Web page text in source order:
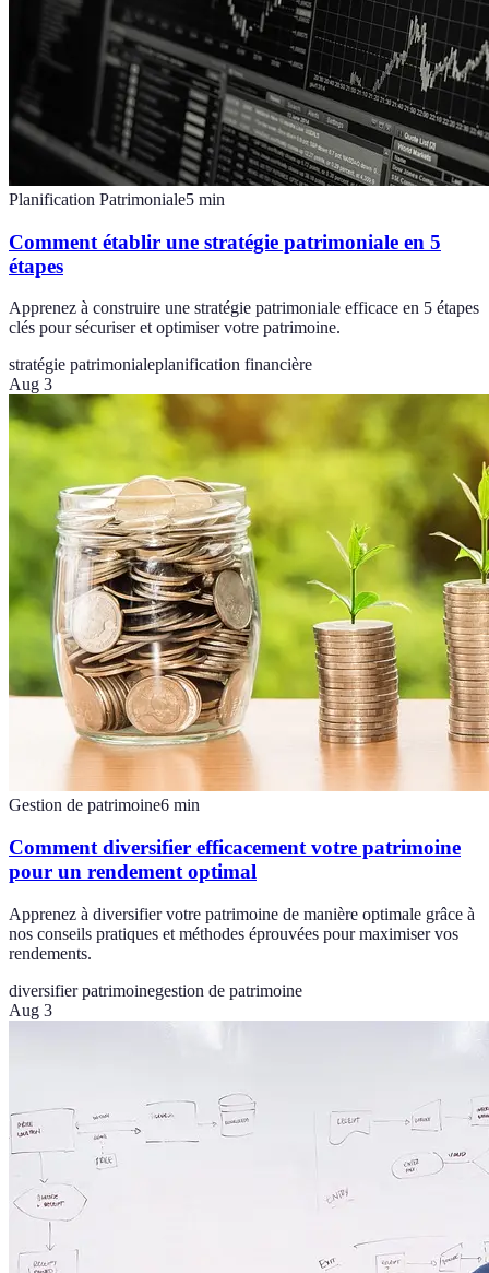
Planification Patrimoniale5 min
Comment établir une stratégie patrimoniale en 5
étapes
Apprenez à construire une stratégie patrimoniale efficace en 5 étapes
clés pour sécuriser et optimiser votre patrimoine.
stratégie patrimonialeplanification financière
Aug 3
Gestion de patrimoine6 min
Comment diversifier efficacement votre patrimoine
pour un rendement optimal
Apprenez à diversifier votre patrimoine de manière optimale grâce à
nos conseils pratiques et méthodes éprouvées pour maximiser vos
rendements.
diversifier patrimoinegestion de patrimoine
Aug 3